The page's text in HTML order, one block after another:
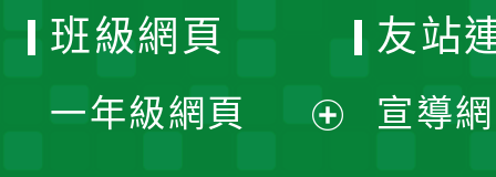
班級網頁
一年級網頁
友站
宣導